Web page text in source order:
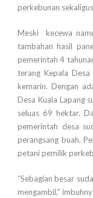
perkebunan
Meski kecewa
tambahan hasil
pemerintah 4
terang Kepala
kemarin. Dengan
Desa Kuala Lapang
seluas 69 hektar.
pemerintah desa
perangsang buah.
petani pemilik
“Sebagian besar
mengambil,”